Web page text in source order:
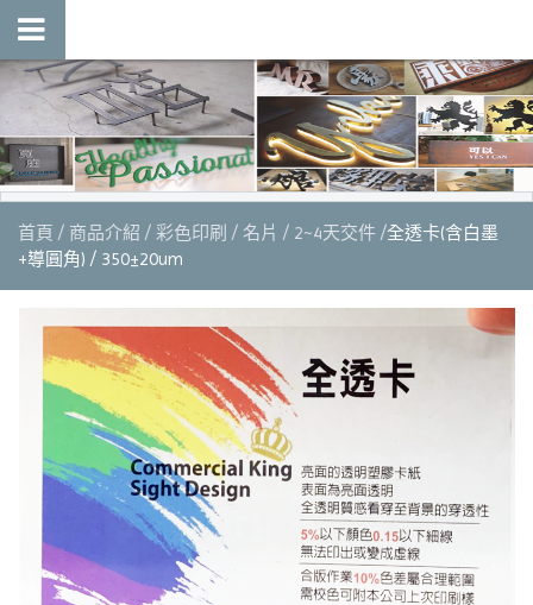
首頁 商品介紹 彩色印刷 名片 2~4天交件 全透卡(含白墨
+導圓角) / 350±20um